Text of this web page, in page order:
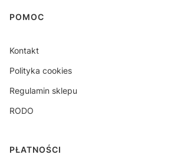
Linki w stopce
POMOC
Kontakt
Polityka cookies
Regulamin sklepu
RODO
PŁATNOŚCI